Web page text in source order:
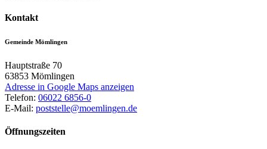
Kontakt
Gemeinde Mömlingen
Hauptstraße 70
63853 Mömlingen
Adresse in Google Maps anzeigen
Telefon: 06022 6856-0
E-Mail: poststelle@moemlingen.de
Öffnungszeiten